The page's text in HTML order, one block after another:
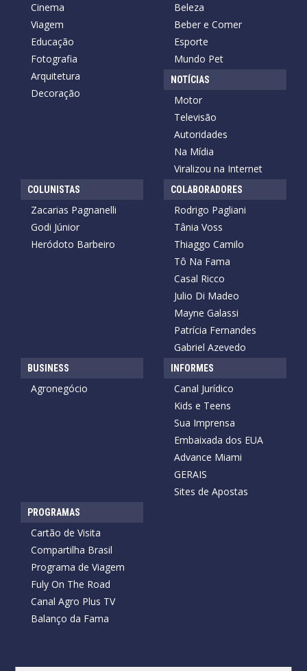
Cinema
Viagem
Educação
Fotografia
Arquitetura
Decoração
Beleza
Beber e Comer
Esporte
Mundo Pet
NOTÍCIAS
Motor
Televisão
Autoridades
Na Mídia
Viralizou na Internet
COLUNISTAS
Zacarias Pagnanelli
Godi Júnior
Heródoto Barbeiro
COLABORADORES
Rodrigo Pagliani
Tânia Voss
Thiaggo Camilo
Tô Na Fama
Casal Ricco
Julio Di Madeo
Mayne Galassi
Patrícia Fernandes
Gabriel Azevedo
BUSINESS
Agronegócio
INFORMES
Canal Jurídico
Kids e Teens
Sua Imprensa
Embaixada dos EUA
Advance Miami
GERAIS
Sites de Apostas
PROGRAMAS
Cartão de Visita
Compartilha Brasil
Programa de Viagem
Fuly On The Road
Canal Agro Plus TV
Balanço da Fama